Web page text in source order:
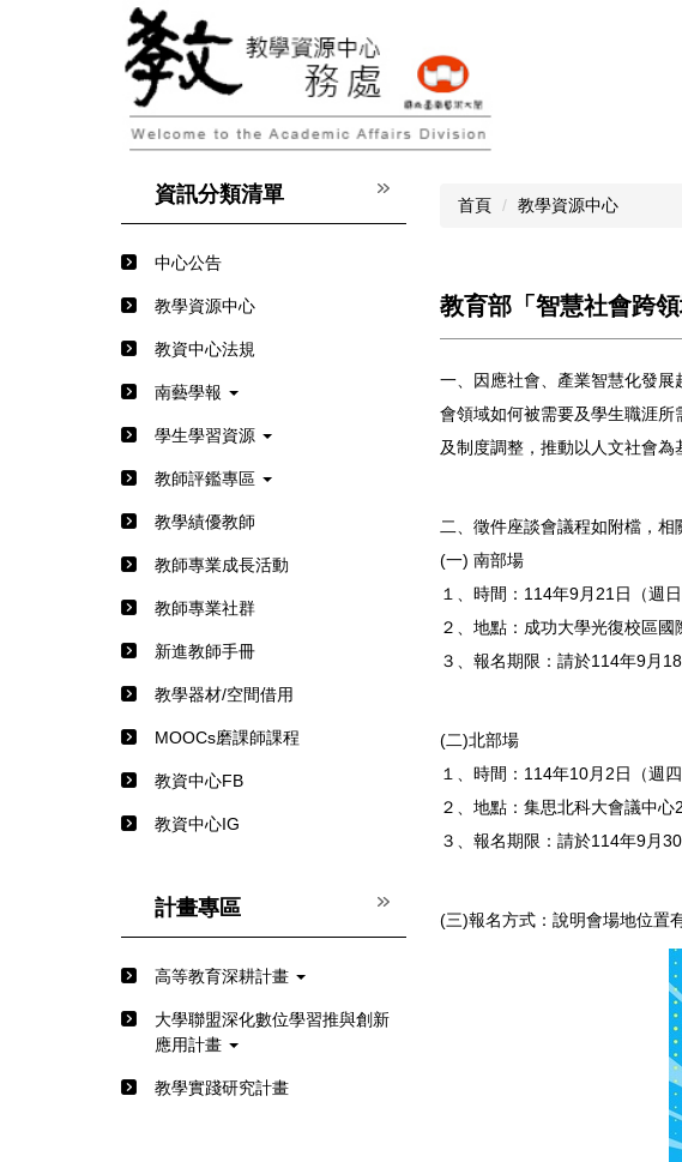
資訊分類清單
中心公告
教學資源中心
教資中心法規
南藝學報
學生學習資源
教師評鑑專區
教學績優教師
教師專業成長活動
教師專業社群
新進教師手冊
教學器材/空間借用
MOOCs磨課師課程
教資中心FB
教資中心IG
計畫專區
高等教育深耕計畫
⼤學聯盟深化數位學習推與創新
應⽤計畫
教學實踐研究計畫
首頁 教學資源中心
教育部「智慧社會跨
一、因應社會、產業智慧化發
會領域如何被需要及學生職涯
及制度調整，推動以人文社會為
二、徵件座談會議程如附檔，相
(一) 南部場
１、時間：114年9月21日（週
２、地點：成功大學光復校區國
３、報名期限：請於114年9月
(二)北部場
１、時間：114年10月2日（週
２、地點：集思北科大會議中心
３、報名期限：請於114年9月
(三)報名方式：說明會場地位置